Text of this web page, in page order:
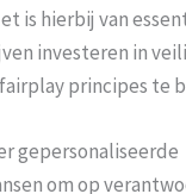
is hierbij van
investeren in
principes te
gepersonaliseerde
om op